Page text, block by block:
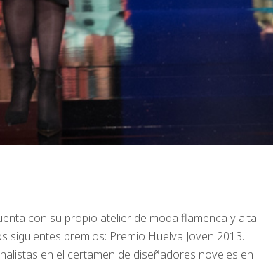
con su propio atelier de moda flamenca y alta
premios: Premio Huelva Joven 2013.
en el certamen de diseñadores noveles en